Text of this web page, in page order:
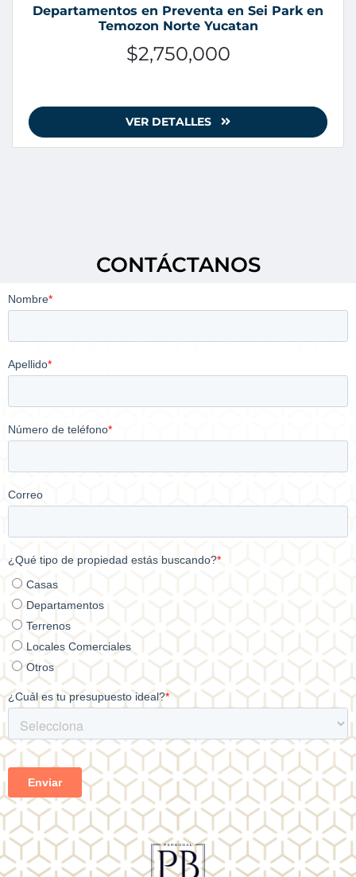
Departamentos en Preventa en Sei Park en
Temozon Norte Yucatan
$2,750,000
VER DETALLES
CONTÁCTANOS